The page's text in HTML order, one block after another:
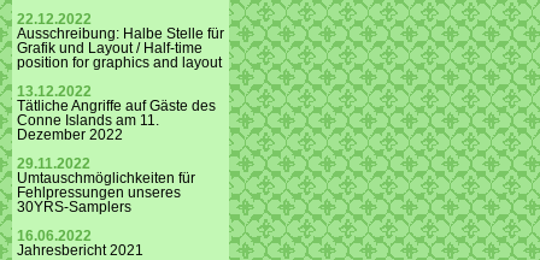
22.12.2022
Ausschreibung: Halbe Stelle für
Grafik und Layout / Half-time
position for graphics and layout
13.12.2022
Tätliche Angriffe auf Gäste des
Conne Islands am 11.
Dezember 2022
29.11.2022
Umtauschmöglichkeiten für
Fehlpressungen unseres
30YRS-Samplers
16.06.2022
Jahresbericht 2021